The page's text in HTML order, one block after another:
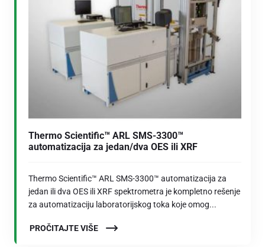
Thermo Scientific™ ARL SMS-3300™
automatizacija za jedan/dva OES ili XRF
Thermo Scientific™ ARL SMS-3300™ automatizacija za
jedan ili dva OES ili XRF spektrometra je kompletno rešenje
za automatizaciju laboratorijskog toka koje omog...
PROČITAJTE VIŠE